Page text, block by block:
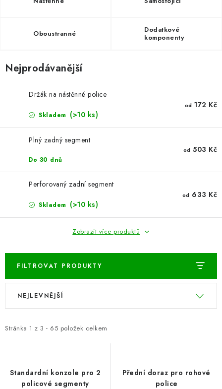
ČASTO KLADENÉ DOTAZY
B2B - VELKOOBCHOD
NAPIŠTE NÁM
KONTAKTY
Kontakty Hodnocení obchodu
Odstoupení od kupní smlouvy
Často kladené dotazy
Obchodní a dodací podmínky
Cookies
Bezpečnostní certifikáty Moje objednávka
Oboustranné
Dodatkové
komponenty
Nejprodávanější
Držák na nástěnné police
Skladem (>10 ks)
od 172 Kč
Plný zadný segment
Do 30 dnů
od 503 Kč
Perforovaný zadní segment
Skladem (>10 ks)
od 633 Kč
Zobrazit více produktů
FILTROVAT PRODUKTY
V
i
Stránka 1 z 3 - 65 položek celkem
Ř
e
p
NEJLEVNĚJŠÍ
Standardní konzole pro 2
policové segmenty
Přední doraz pro rohové
police